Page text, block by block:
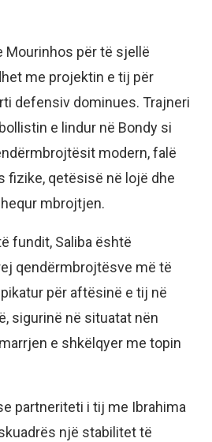
Mourinhos për të sjellë
me projektin e tij për
defensiv dominues. Trajneri
e lindur në Bondy si
modern, falë
fizike, qetësisë në lojë dhe
mbrojtjen.
fundit, Saliba është
qendërmbrojtësve më të
për aftësinë e tij në
sigurinë në situatat nën
e shkëlqyer me topin
partneriteti i tij me Ibrahima
një stabilitet të